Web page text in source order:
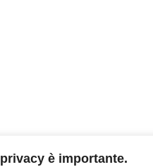
è importante.